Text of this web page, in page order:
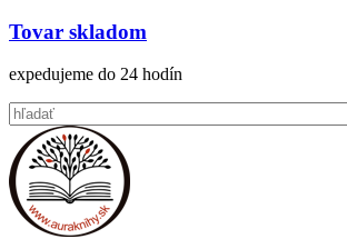
Tovar skladom
expedujeme do 24 hodín